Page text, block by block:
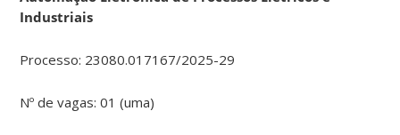
Industriais
Processo: 23080.017167/2025-29
Nº de vagas: 01 (uma)